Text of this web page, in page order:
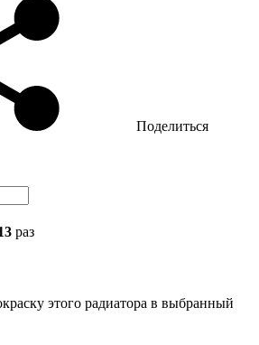
Поделиться
раз
этого радиатора в выбранный